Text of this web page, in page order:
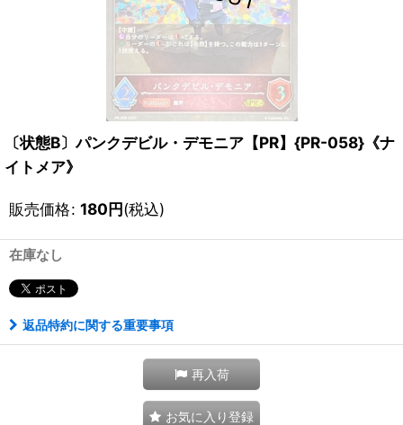
〔状態B〕パンクデビル・デモニア【PR】{PR-058}《ナ
イトメア》
販売価格: 180円(税込)
在庫なし
返品特約に関する重要事項
再入荷
お気に入り登録